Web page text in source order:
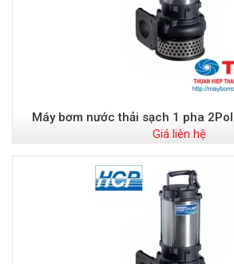
Máy bơm nước thải sạch 1 pha
Giá liên hệ